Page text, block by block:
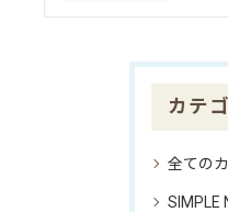
カテ
全ての
SIMPLE